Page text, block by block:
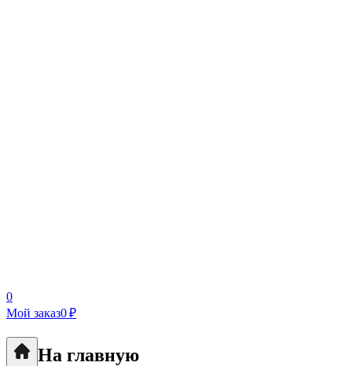
0
Мой заказ0 ₽
На главную